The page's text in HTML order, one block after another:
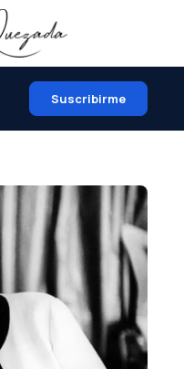
Suscribirme